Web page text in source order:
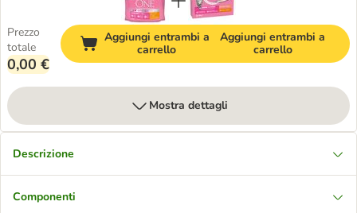
Prezzo
totale
0,00 €
Aggiungi entrambi a
carrello
Aggiungi entrambi a
carrello
Mostra dettagli
Descrizione
Componenti